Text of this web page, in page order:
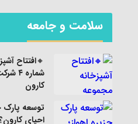
سلامت و جامعه
🔸افتتاح
کارون
توسعه پارک
احیای